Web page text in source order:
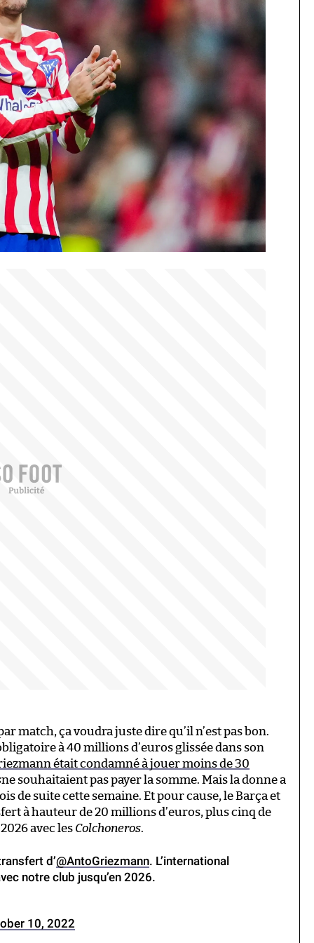
match, ça voudra juste dire qu’il n’est pas bon.
à 40 millions d’euros glissée dans son
était condamné à jouer moins de 30
ne souhaitaient pas payer la somme. Mais la donne a
de suite cette semaine. Et pour cause, le Barça et
à hauteur de 20 millions d’euros, plus cinq de
avec les Colchoneros.
d’@AntoGriezmann. L’international
notre club jusqu’en 2026.
10, 2022